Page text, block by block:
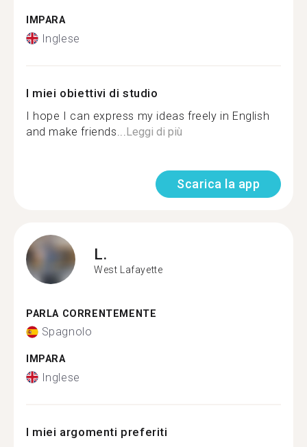
IMPARA
Inglese
I miei obiettivi di studio
I hope I can express my ideas freely in English
and make friends... Leggi di più
Scarica la app
L.
West Lafayette
PARLA CORRENTEMENTE
Spagnolo
IMPARA
Inglese
I miei argomenti preferiti